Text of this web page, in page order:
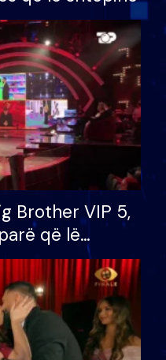
Brother VIP 5,
që lë
për